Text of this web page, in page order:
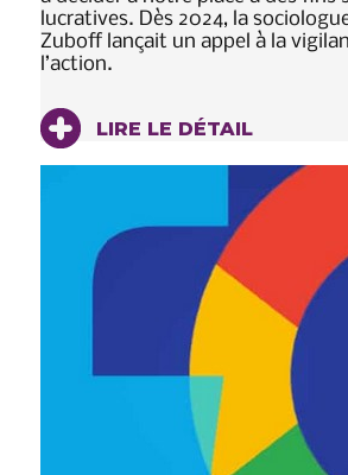
lucratives. Dès 2024, la
Zuboff lançait un appel à la
l’action.
LIRE LE DÉTAIL